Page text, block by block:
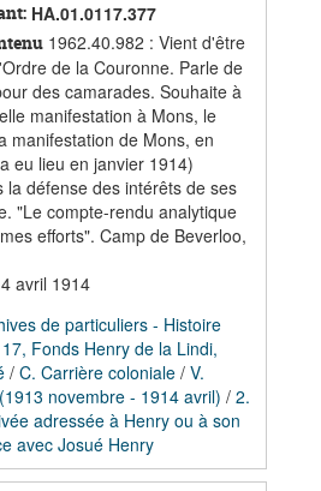
HA.01.0117.377
1962.40.982 : Vient d'être
de la Couronne. Parle de
des camarades. Souhaite à
manifestation à Mons, le
manifestation de Mons, en
eu lieu en janvier 1914)
la défense des intérêts de ses
"Le compte-rendu analytique
efforts". Camp de Beverloo,
avril 1914
de particuliers - Histoire
Fonds Henry de la Lindi,
/ C. Carrière coloniale / V.
novembre - 1914 avril) / 2.
adressée à Henry ou à son
avec Josué Henry